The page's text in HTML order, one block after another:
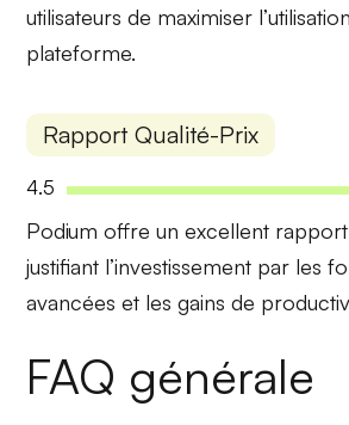
utilisateurs de maximiser
plateforme.
Rapport Qualité-Prix
4.5
Podium offre unexcellent
justifiant l’investissement par les
avancées et lesgains de
FAQ générale